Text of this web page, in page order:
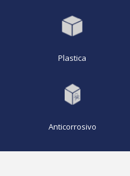
Plastica
Anticorrosivo